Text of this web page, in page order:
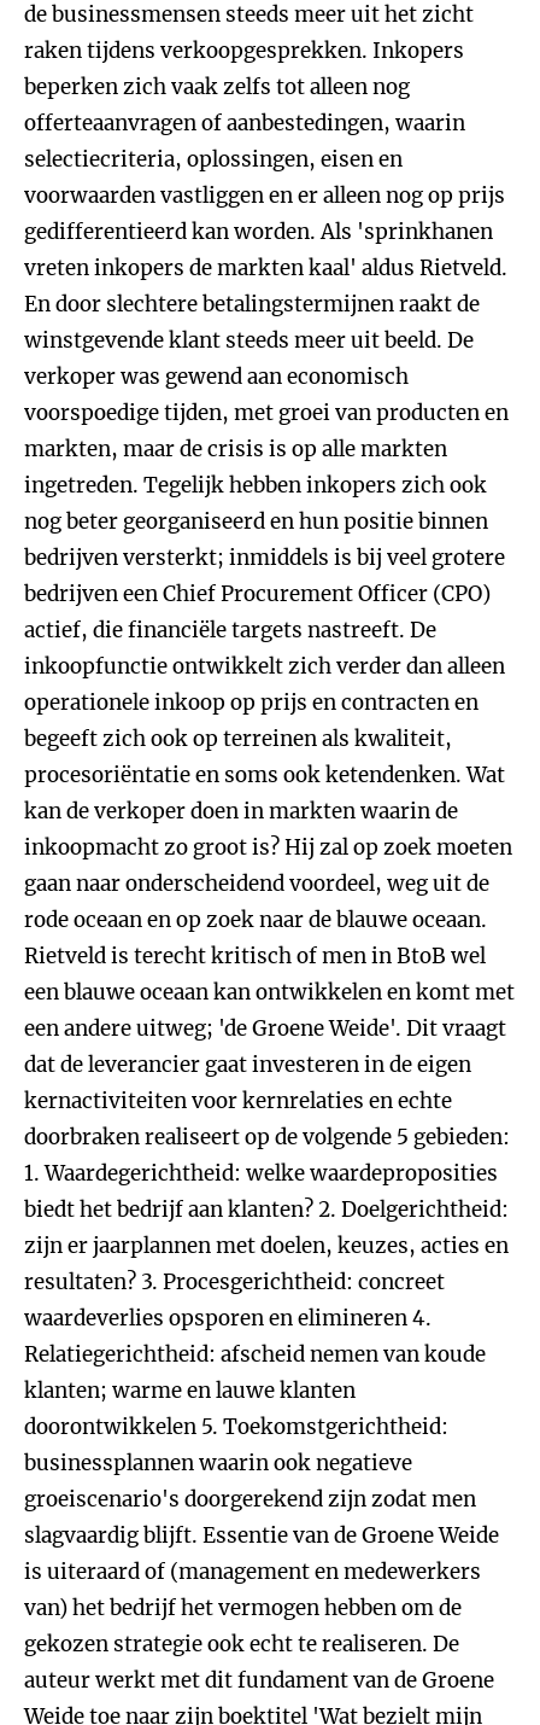
de businessmensen steeds meer uit het zicht
raken tijdens verkoopgesprekken. Inkopers
beperken zich vaak zelfs tot alleen nog
offerteaanvragen of aanbestedingen, waarin
selectiecriteria, oplossingen, eisen en
voorwaarden vastliggen en er alleen nog op prijs
gedifferentieerd kan worden. Als 'sprinkhanen
vreten inkopers de markten kaal' aldus Rietveld.
En door slechtere betalingstermijnen raakt de
winstgevende klant steeds meer uit beeld. De
verkoper was gewend aan economisch
voorspoedige tijden, met groei van producten en
markten, maar de crisis is op alle markten
ingetreden. Tegelijk hebben inkopers zich ook
nog beter georganiseerd en hun positie binnen
bedrijven versterkt; inmiddels is bij veel grotere
bedrijven een Chief Procurement Officer (CPO)
actief, die financiële targets nastreeft. De
inkoopfunctie ontwikkelt zich verder dan alleen
operationele inkoop op prijs en contracten en
begeeft zich ook op terreinen als kwaliteit,
procesoriëntatie en soms ook ketendenken. Wat
kan de verkoper doen in markten waarin de
inkoopmacht zo groot is? Hij zal op zoek moeten
gaan naar onderscheidend voordeel, weg uit de
rode oceaan en op zoek naar de blauwe oceaan.
Rietveld is terecht kritisch of men in BtoB wel
een blauwe oceaan kan ontwikkelen en komt met
een andere uitweg; 'de Groene Weide'. Dit vraagt
dat de leverancier gaat investeren in de eigen
kernactiviteiten voor kernrelaties en echte
doorbraken realiseert op de volgende 5 gebieden:
1. Waardegerichtheid: welke waardeproposities
biedt het bedrijf aan klanten? 2. Doelgerichtheid:
zijn er jaarplannen met doelen, keuzes, acties en
resultaten? 3. Procesgerichtheid: concreet
waardeverlies opsporen en elimineren 4.
Relatiegerichtheid: afscheid nemen van koude
klanten; warme en lauwe klanten
doorontwikkelen 5. Toekomstgerichtheid:
businessplannen waarin ook negatieve
groeiscenario's doorgerekend zijn zodat men
slagvaardig blijft. Essentie van de Groene Weide
is uiteraard of (management en medewerkers
van) het bedrijf het vermogen hebben om de
gekozen strategie ook echt te realiseren. De
auteur werkt met dit fundament van de Groene
Weide toe naar zijn boektitel 'Wat bezielt mijn